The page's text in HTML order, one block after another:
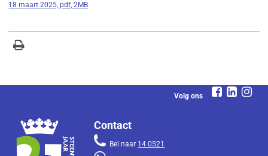
18 maart 2025,pdf, 2MB
Volg ons
Contact
Bel naar 14 0521